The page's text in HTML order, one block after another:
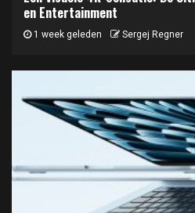
en Entertainment
1 week geleden Sergej Regner